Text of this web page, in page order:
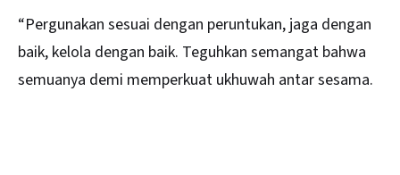
“Pergunakan sesuai dengan peruntukan, jaga dengan
baik, kelola dengan baik. Teguhkan semangat bahwa
semuanya demi memperkuat ukhuwah antar sesama.